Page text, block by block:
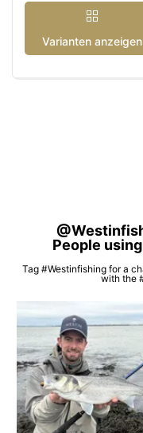
Varianten anzeigen
People
Tag #Westinfishing for a
with the